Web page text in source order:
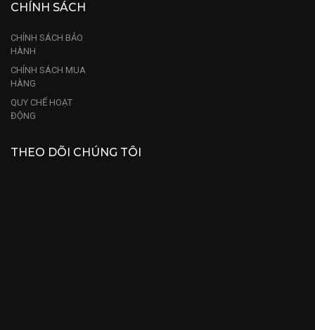
CHÍNH SÁCH
CHÍNH SÁCH BẢO
HÀNH
CHÍNH SÁCH MUA
HÀNG
QUY CHẾ HOẠT
ĐỘNG
THEO DÕI CHÚNG TÔI